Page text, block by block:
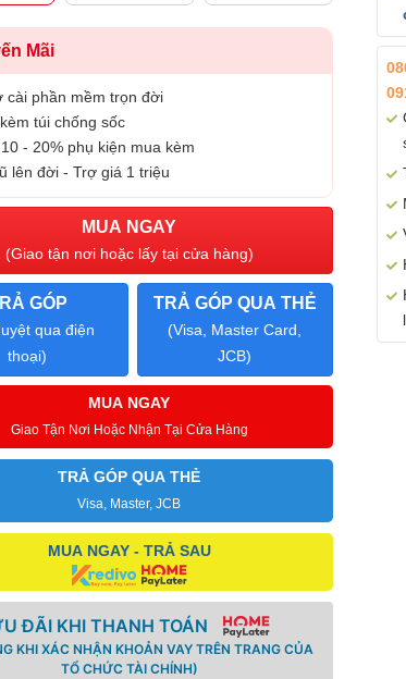
Mãi
cài phần mềm trọn đời
túi chống sốc
- 20% phụ kiện mua kèm
lên đời - Trợ giá 1 triệu
MUA NGAY
(Giao tận nơi hoặc lấy tại cửa hàng)
GÓP
qua điện
thoại)
TRẢ GÓP QUA THẺ
(Visa, Master Card,
JCB)
MUA NGAY
Giao Tận Nơi Hoặc Nhận Tại Cửa Hàng
TRẢ GÓP QUA THẺ
Visa, Master, JCB
MUA NGAY - TRẢ SAU
ĐÃI KHI THANH TOÁN
KHI XÁC NHẬN KHOẢN VAY TRÊN TRANG CỦA
TỔ CHỨC TÀI CHÍNH)